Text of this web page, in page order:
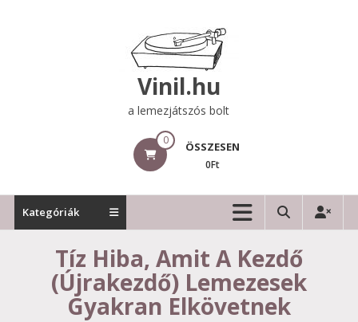
Vinil.hu
a lemezjátszós bolt
0 ÖSSZESEN
0Ft
Kategóriák
Tíz Hiba, Amit A Kezdő
(újrakezdő) Lemezesek
Gyakran Elkövetnek